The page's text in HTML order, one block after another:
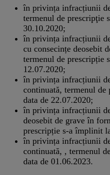
în privința infracțiunii
termenul de prescripţie
30.10.2020;
în privința infracțiunii
cu consecințe deosebit
termenul de prescripție
12.07.2020;
în privința infracțiunii
continuată, termenul
data de 22.07.2020;
în privința infracțiunii
deosebit de grave în
prescripție s-a împlinit
în privința infracțiunii
continuată, , termenul
data de 01.06.2023.